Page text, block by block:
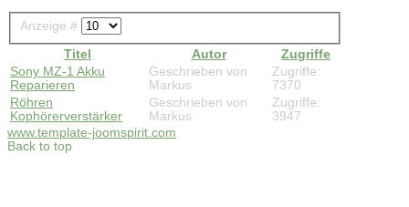
Anzeige #
Titel Autor
Zugriffe
Sony MZ-1 Akku
Reparieren
Geschrieben von
Markus
Zugriffe:
7370
Röhren
Kophörerverstärker
Geschrieben von
Markus
Zugriffe:
3947
www.template-joomspirit.com
Back to top